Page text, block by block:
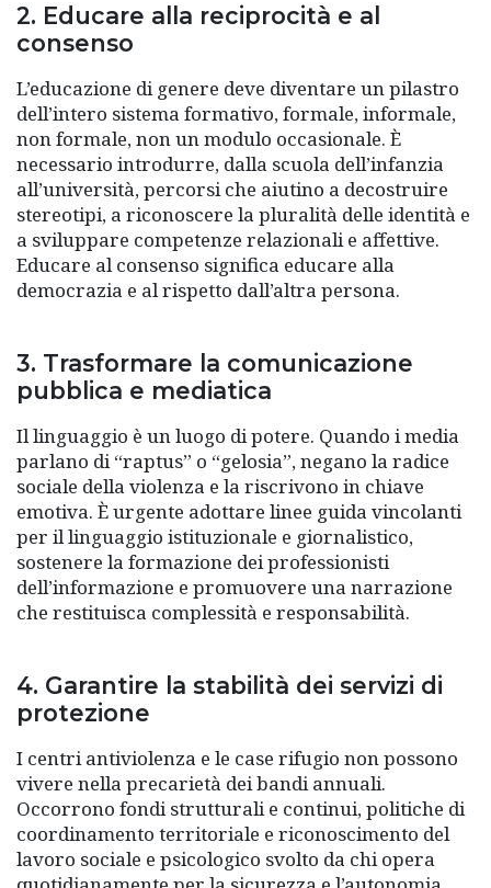
2. Educare alla reciprocità e al
consenso
L’educazione di genere deve diventare un pilastro
dell’intero sistema formativo, formale, informale,
non formale, non un modulo occasionale. È
necessario introdurre, dalla scuola dell’infanzia
all’università, percorsi che aiutino a decostruire
stereotipi, a riconoscere la pluralità delle identità e
a sviluppare competenze relazionali e affettive.
Educare al consenso significa educare alla
democrazia e al rispetto dall’altra persona.
3. Trasformare la comunicazione
pubblica e mediatica
Il linguaggio è un luogo di potere. Quando i media
parlano di “raptus” o “gelosia”, negano la radice
sociale della violenza e la riscrivono in chiave
emotiva. È urgente adottare linee guida vincolanti
per il linguaggio istituzionale e giornalistico,
sostenere la formazione dei professionisti
dell’informazione e promuovere una narrazione
che restituisca complessità e responsabilità.
4. Garantire la stabilità dei servizi di
protezione
I centri antiviolenza e le case rifugio non possono
vivere nella precarietà dei bandi annuali.
Occorrono fondi strutturali e continui, politiche di
coordinamento territoriale e riconoscimento del
lavoro sociale e psicologico svolto da chi opera